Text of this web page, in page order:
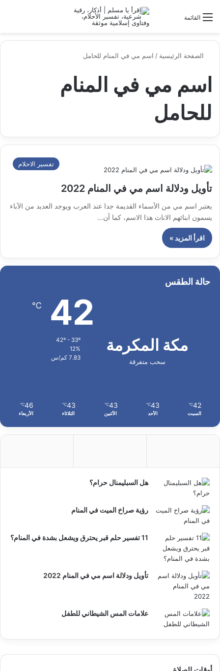
القائمة البحث عن
الصفحة الرئيسية / اسم مي في المنام للحامل
اسم مي في المنام
للحامل
تفسير الاحلام
تأويل ودلالة اسم مي في المنام 2022
يعتبر اسم مي من الأسماء القديمة جدا عند العرب ويوجد العديد من الآباء
يسمون ابنائهم الاناث هذا الاسم، كما أن…
اقرأ المزيد »
حالة الطقس
مكة المكرمة
سحب متفرقة
42
℃
12%
7.83 كم/س
42
℃
السبت
43
℃
الأحد
43
℃
الأثنين
43
℃
الثلاثاء
46
℃
الأربعاء
هل السبليمنال حرام؟
رؤية صراخ الميت في المنام
11 تفسير حلم قبر يحترق ويشعل بشدة في المنام؟
تأويل ودلالة اسم مي في المنام 2022
علامات المس الشيطاني للطفل